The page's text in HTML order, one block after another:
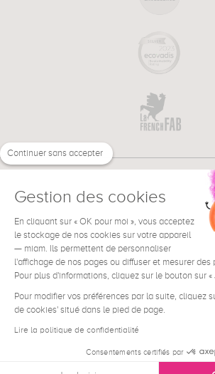
BESOIN D'AIDE ?
Conditions générales de
Mentions Légales
Contact
Données
Continuer sans accepter
Gestion des cookies
En cliquant sur « OK pour moi », vous acceptez
le stockage de nos cookies sur votre appareil
— miam. Ils permettent de personnaliser
l'affichage de nos pages ou diffuser et mesurer
Pour plus d'informations, cliquez sur le bouton sur «
Pour modifier vos préférences par la suite, cliquez
de cookies' situé dans le pied de page.
Lire la politique de confidentialité
Consentements certifiés par